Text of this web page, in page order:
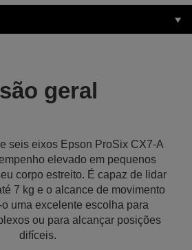
geral
seis eixos Epson ProSix CX7-A
elevado em pequenos
corpo estreito. É capaz de lidar
7 kg e o alcance de movimento
uma excelente escolha para
ou para alcançar posições
difíceis.